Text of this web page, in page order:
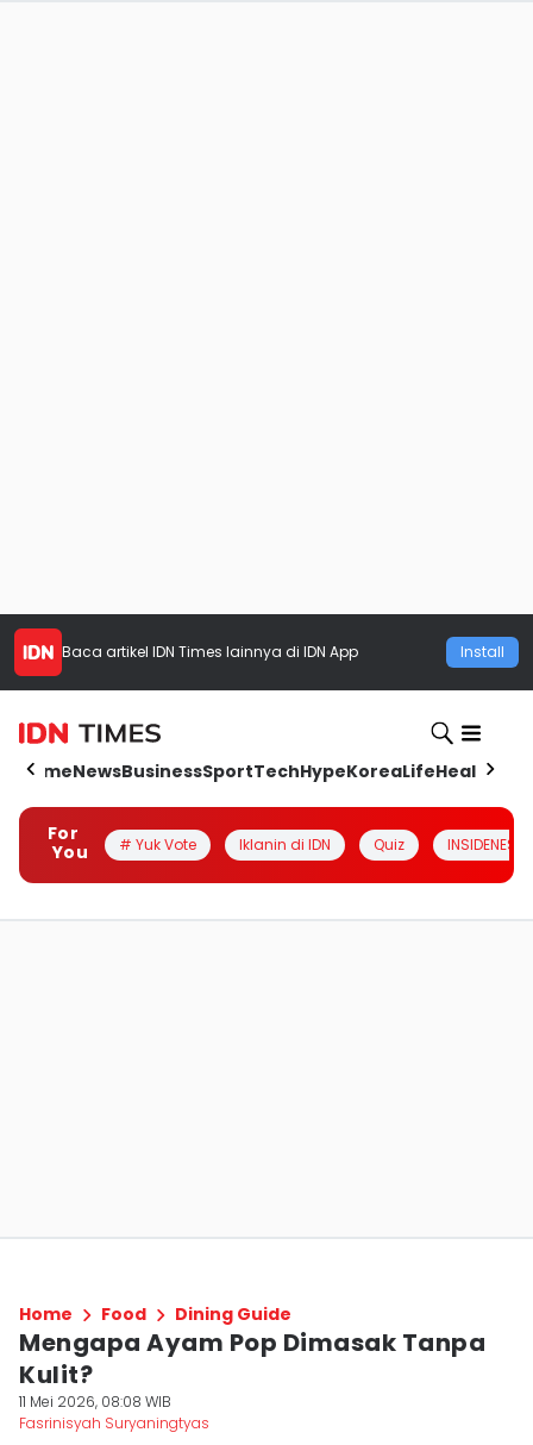
Baca artikel IDN Times lainnya di IDN App Install
HomeNewsBusinessSportTechHypeKoreaLifeHealth
For
You
# Yuk Vote Iklanin di IDN Quiz INSIDENESIA
Home Food Dining Guide
Mengapa Ayam Pop Dimasak Tanpa
Kulit?
11 Mei 2026, 08:08 WIB
Fasrinisyah Suryaningtyas